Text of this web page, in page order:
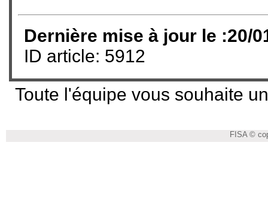
Dernière mise à jour le :20/
ID article: 5912
Toute l'équipe vous souhaite
FISA ©